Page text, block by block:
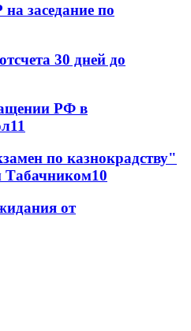
заседание по
30 дней до
РФ в
11
по казнокрадству"
Табачником10
от